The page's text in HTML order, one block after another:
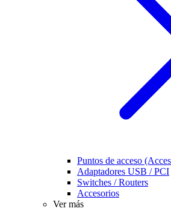
Puntos de acceso
Adaptadores USB / PCI
Switches / Routers
Accesorios
Ver más